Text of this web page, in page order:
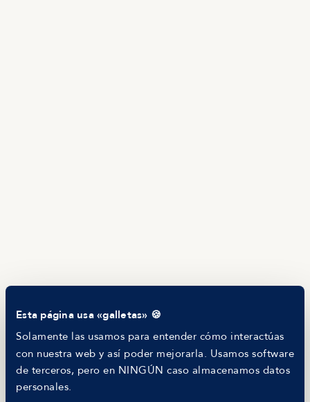
Esta página usa «galletas» 🍪
Solamente las usamos para entender cómo interactúas
con nuestra web y así poder mejorarla. Usamos software
de terceros, pero en NINGÚN caso almacenamos datos
personales.
Comparador de Procesos de Selección
Hiring report
MANFRED
Nosotros
Código ético
Parte de guerra
Trabajar en Manfred